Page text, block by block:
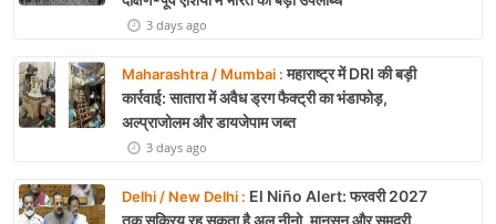
3 days ago
Maharashtra / Mumbai :महाराष्ट्र में DRI की बड़ी
कार्रवाई: सातारा में अवैध ड्रग फैक्ट्री का भंडाफोड़,
अल्प्राजोलम और डायजेपाम जब्त
3 days ago
Delhi / New Delhi : El Niño Alert: फरवरी 2027
तक सक्रिय रह सकता है अल नीनो, मानसून और समुद्री